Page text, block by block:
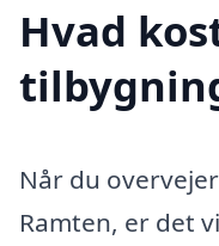
Hvad
Når du
Ramten, er det